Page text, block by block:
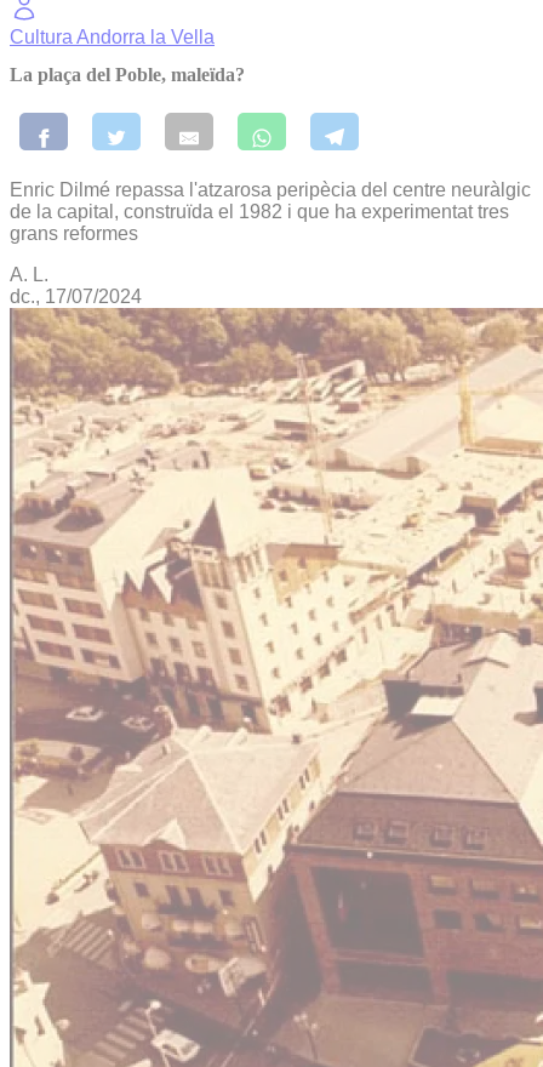
Cultura Andorra la Vella
La plaça del Poble, maleïda?
Enric Dilmé repassa l'atzarosa peripècia del centre neuràlgic
de la capital, construïda el 1982 i que ha experimentat tres
grans reformes
A. L.
dc., 17/07/2024